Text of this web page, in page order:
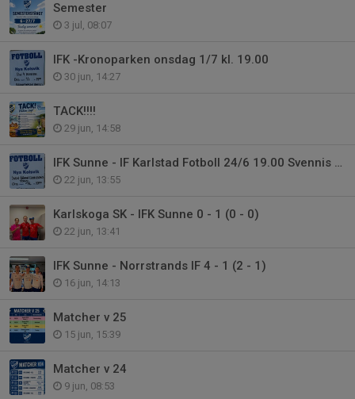
Semester
3 jul, 08:07
IFK -Kronoparken onsdag 1/7 kl. 19.00
30 jun, 14:27
TACK!!!!
29 jun, 14:58
IFK Sunne - IF Karlstad Fotboll 24/6 19.00 Svennis Pokal
22 jun, 13:55
Karlskoga SK - IFK Sunne 0 - 1 (0 - 0)
22 jun, 13:41
IFK Sunne - Norrstrands IF 4 - 1 (2 - 1)
16 jun, 14:13
Matcher v 25
15 jun, 15:39
Matcher v 24
9 jun, 08:53